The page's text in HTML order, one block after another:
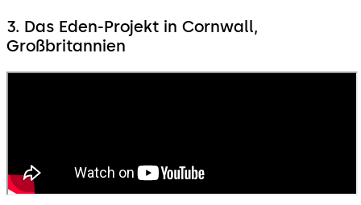
3. Das Eden-Projekt in Cornwall,
Großbritannien